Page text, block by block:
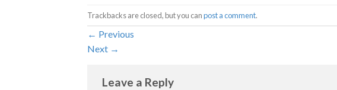
Trackbacks are closed, but you canpost a comment.
← Previous
Next →
Leave a Reply